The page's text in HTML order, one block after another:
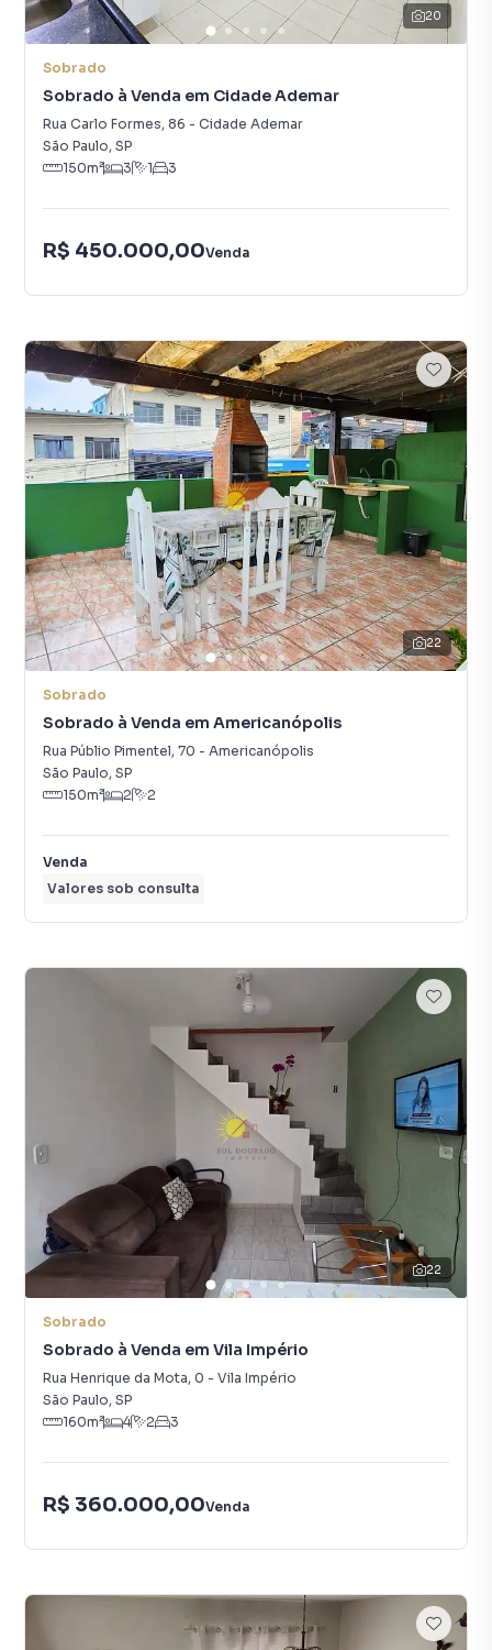
20
Sobrado
Sobrado à Venda em Cidade Ademar
Rua Carlo Formes, 86 - Cidade Ademar
São Paulo, SP
150m² 3 1 3
R$ 450.000,00Venda
22
Sobrado
Sobrado à Venda em Americanópolis
Rua Públio Pimentel, 70 - Americanópolis
São Paulo, SP
150m² 2 2
Venda
Valores sob consulta
22
Sobrado
Sobrado à Venda em Vila Império
Rua Henrique da Mota, 0 - Vila Império
São Paulo, SP
160m² 4 2 3
R$ 360.000,00Venda